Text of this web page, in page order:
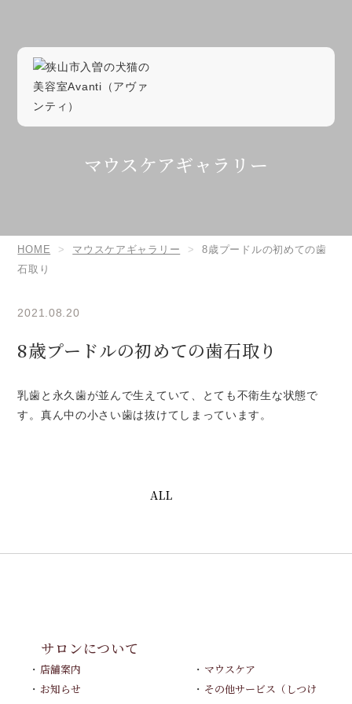
マウスケアギャラリー
HOME マウスケアギャラリー
8歳プードルの初めての歯
石取り
2021.08.20
8歳プードルの初めての歯石取り
乳歯と永久歯が並んで生えていて、とても不衛生な状態で
す。真ん中の小さい歯は抜けてしまっています。
ALL
サロンについて
店舗案内
お知らせ
マウスケア
その他サービス（しつけ